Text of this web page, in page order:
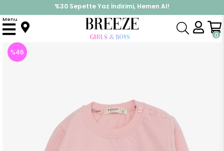
İndirimlere ek %10 İndirimi Kap, Hemen Üye Ol!
0
Menu
Anasayfa Üst Giyim Sweatshirt Kız Bebek Sweatshirt Sevimli Kız Baskılı Pudra (1.5-2 Yaş)
%46